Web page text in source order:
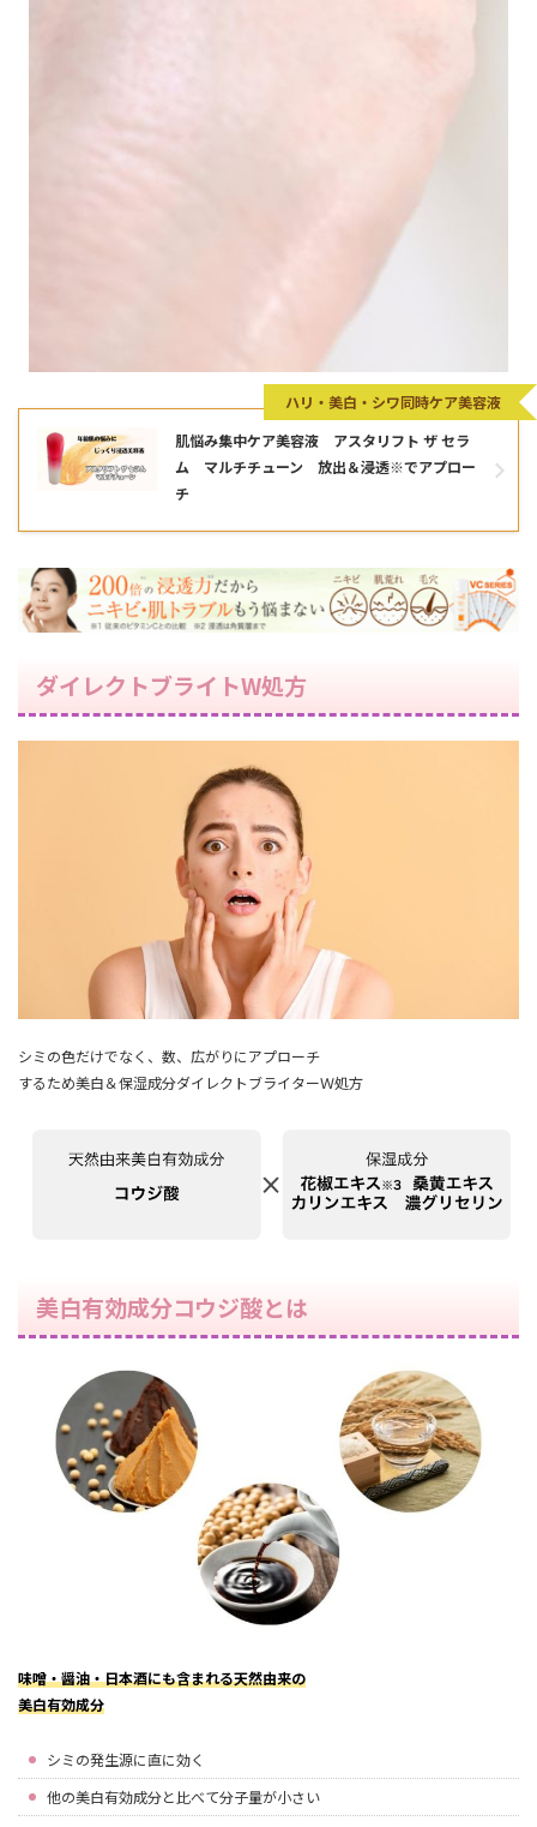
肌悩み集中ケア美容液 アスタリフト ザ セラ
ム マルチチューン 放出＆浸透※でアプロー
チ
ハリ・美白・シワ同時ケア美容液
ダイレクトブライトW処方
シミの色だけでなく、数、広がりにアプローチ
するため美白＆保湿成分ダイレクトブライターＷ処方
美白有効成分コウジ酸とは
味噌・醤油・日本酒にも含まれる天然由来の
美白有効成分
シミの発生源に直に効く
他の美白有効成分と比べて分子量が小さい